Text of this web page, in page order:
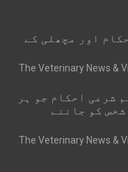
اور مچھلی کے
The Veterinary News &
شرعی احکام جو ہر
کو جاننے
The Veterinary News &